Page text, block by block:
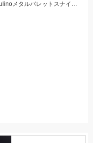
ヒットは20回以上！ヒットルアーはすべてTsulinoメタルバレットスナイパー40ｇでした。